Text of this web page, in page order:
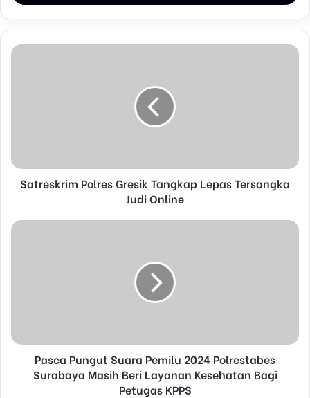
y
u
d
s
Satreskrim Polres Gresik Tangkap Lepas Tersangka
Judi Online
Pasca Pungut Suara Pemilu 2024 Polrestabes
Surabaya Masih Beri Layanan Kesehatan Bagi
Petugas KPPS